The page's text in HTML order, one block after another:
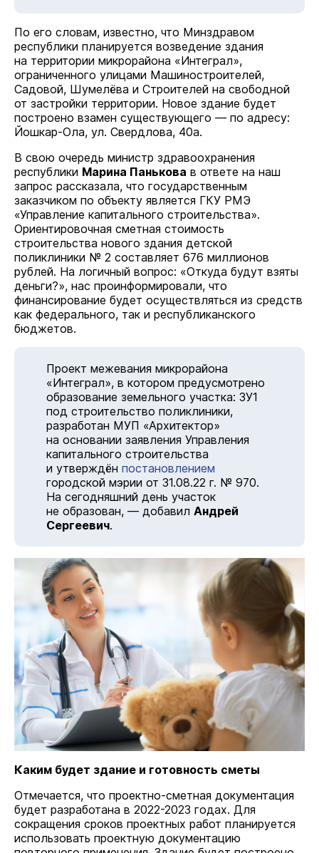
По его словам, известно, что Минздравом
республики планируется возведение здания
на территории микрорайона «Интеграл»,
ограниченного улицами Машиностроителей,
Садовой, Шумелёва и Строителей на свободной
от застройки территории. Новое здание будет
построено взамен существующего — по адресу:
Йошкар-Ола, ул. Свердлова, 40а.
В свою очередь министр здравоохранения
республики Марина Панькова в ответе на наш
запрос рассказала, что государственным
заказчиком по объекту является ГКУ РМЭ
«Управление капитального строительства».
Ориентировочная сметная стоимость
строительства нового здания детской
поликлиники № 2 составляет 676 миллионов
рублей. На логичный вопрос: «Откуда будут взяты
деньги?», нас проинформировали, что
финансирование будет осуществляться из средств
как федерального, так и республиканского
бюджетов.
Проект межевания микрорайона
«Интеграл», в котором предусмотрено
образование земельного участка: ЗУ1
под строительство поликлиники,
разработан МУП «Архитектор»
на основании заявления Управления
капитального строительства
и утверждён постановлением
городской мэрии от 31.08.22 г. № 970.
На сегодняшний день участок
не образован, — добавил Андрей
Сергеевич.
Каким будет здание и готовность сметы
Отмечается, что проектно-сметная документация
будет разработана в 2022-2023 годах. Для
сокращения сроков проектных работ планируется
использовать проектную документацию